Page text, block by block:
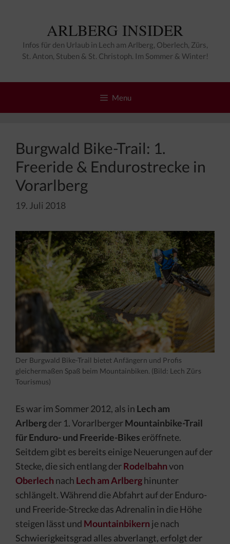
ARLBERG INSIDER
Infos für den Urlaub in Lech am Arlberg, Oberlech, Zürs,
St. Anton, Stuben & St. Christoph. Im Sommer & Winter!
Menu
Burgwald Bike-Trail: 1.
Freeride & Endurostrecke in
Vorarlberg
19. Juli 2018
Der Burgwald Bike-Trail bietet Anfängern und Profis
gleichermaßen Spaß beim Mountainbiken. (Bild: Lech Zürs
Tourismus)
Es war im Sommer 2012, als in Lech am
Arlbergder 1. VorarlbergerMountainbike-Trail
für Enduro- und Freeride-Bikes eröffnete.
Seitdem gibt es bereits einige Neuerungen auf der
Stecke, die sich entlang derRodelbahnvon
Oberlech nach Lech am Arlberghinunter
schlängelt. Während die Abfahrt auf der Enduro-
und Freeride-Strecke das Adrenalin in die Höhe
steigen lässt und Mountainbikern je nach
Schwierigkeitsgrad alles abverlangt, erfolgt der